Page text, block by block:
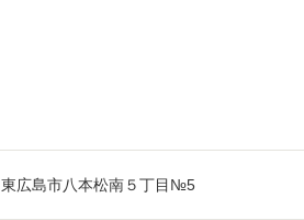
東広島市八本松南５丁目№5